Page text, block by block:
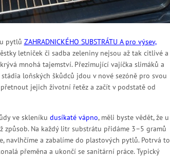
pytlů ZAHRADNICKÉHO SUBSTRÁTU A pro výsev,
letniček či sadba zeleniny nejsou až tak citlivé a
mnohá tajemství. Přezimující vajíčka slimáků a
loňských škůdců jdou v nové sezóně pro svou
jejich životní řetěz a začít v podstatě od
ve skleníku dusíkaté vápno, měli byste vědět, že u
Na každý litr substrátu přidáme 3–5 gramů
navlhčíme a zabalíme do plastových pytlů. Potrvá to
přeměna a ukončí se sanitární práce. Typický